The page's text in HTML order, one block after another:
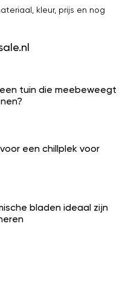
kleur, prijs en nog
tuin die meebeweegt
een chillplek voor
bladen ideaal zijn